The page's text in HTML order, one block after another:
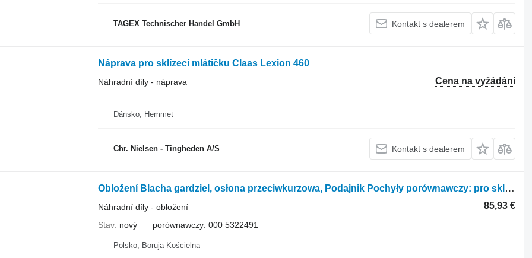
TAGEX Technischer Handel GmbH Kontakt s dealerem
Náprava pro sklízecí mlátičku Claas Lexion 460
Cena na vyžádání
Náhradní díly - náprava
Dánsko, Hemmet
Chr. Nielsen - Tingheden A/S Kontakt s dealerem
Obložení Blacha gardziel, osłona przeciwkurzowa, Podajnik Pochyły porównawczy: pro sklízecí mlátičku Claas LEXION 460-440
85,93 €
Náhradní díly - obložení
Stav nový porównawczy: 000 5322491
Polsko, Boruja Kościelna